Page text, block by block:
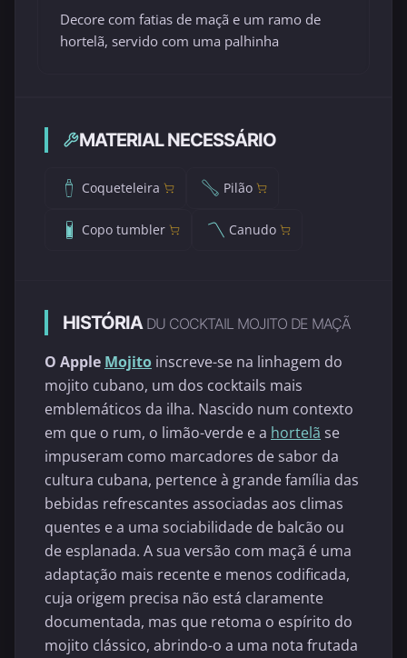
Decore com fatias de maçã e um ramo de
hortelã, servido com uma palhinha
MATERIAL NECESSÁRIO
Coqueteleira Pilão
Copo tumbler Canudo
HISTÓRIA DU COCKTAIL MOJITO DE MAÇÃ
O Apple Mojito inscreve-se na linhagem do
mojito cubano, um dos cocktails mais
emblemáticos da ilha. Nascido num contexto
em que o rum, o limão-verde e a hortelã se
impuseram como marcadores de sabor da
cultura cubana, pertence à grande família das
bebidas refrescantes associadas aos climas
quentes e a uma sociabilidade de balcão ou
de esplanada. A sua versão com maçã é uma
adaptação mais recente e menos codificada,
cuja origem precisa não está claramente
documentada, mas que retoma o espírito do
mojito clássico, abrindo-o a uma nota frutada